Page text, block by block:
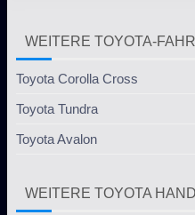
WEITERE TOYOTA-
Toyota Corolla Cross
Toyota Tundra
Toyota Avalon
WEITERE TOYOTA